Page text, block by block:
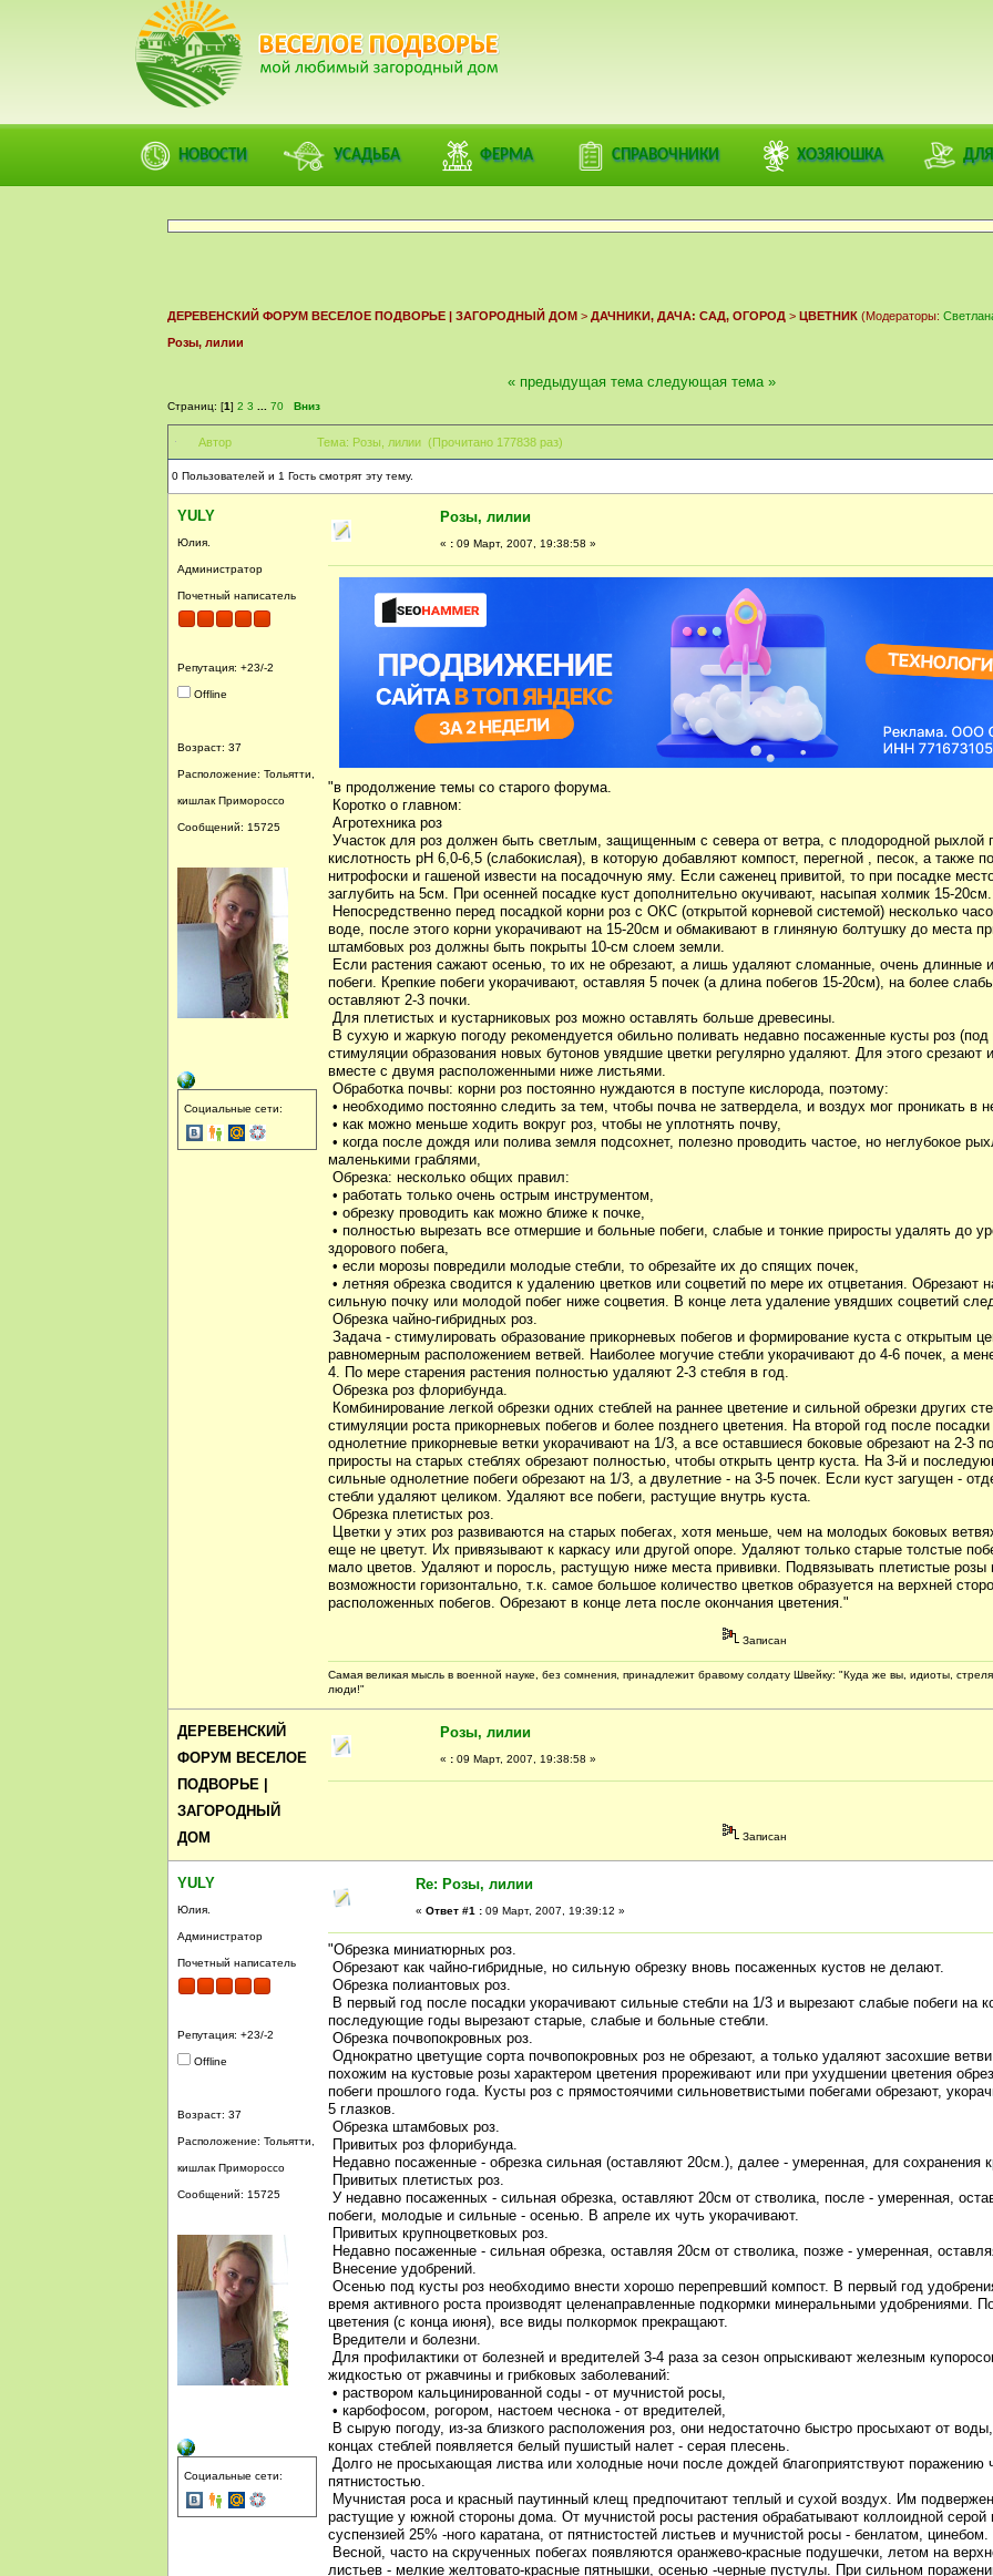
НОВОСТИ УСАДЬБА ФЕРМА СПРАВОЧНИКИ ХОЗЯЮШКА
ФОРУМ
ДЕРЕВЕНСКИЙ ФОРУМ ВЕСЕЛОЕ ПОДВОРЬЕ | ЗАГОРОДНЫЙ ДОМ > ДАЧНИКИ, ДАЧА: САД, ОГОРОД > ЦВЕТНИК (Модераторы:
Розы, лилии
Страниц: [1] 2 3 70 Вниз
« предыдущая тема следующая тема »
Автор Тема: Розы, лилии (Прочитано 177838 раз)
0 Пользователей и 1 Гость смотрят эту тему.
YULY
Юлия.
Администратор
Почетный написатель
Репутация: +23/-2
Offline
Возраст: 37
Расположение: Тольятти,
кишлак Примороссо
Сообщений: 15725
Социальные сети:
Розы, лилии
« : 09 Март, 2007, 19:38:58 »
"в продолжение темы со старого форума.
Коротко о главном:
Агротехника роз
Участок для роз должен быть светлым, защищенным с севера от ветра, с плодородной рыхлой
кислотность рН 6,0-6,5 (слабокислая), в которую добавляют компост, перегной , песок, а также
нитрофоски и гашеной извести на посадочную яму. Если саженец привитой, то при посадке
заглубить на 5см. При осенней посадке куст дополнительно окучивают, насыпая холмик 15-20см.
Непосредственно перед посадкой корни роз с ОКС (открытой корневой системой) несколько
воде, после этого корни укорачивают на 15-20см и обмакивают в глиняную болтушку до места
штамбовых роз должны быть покрыты 10-см слоем земли.
Если растения сажают осенью, то их не обрезают, а лишь удаляют сломанные, очень длинные
побеги. Крепкие побеги укорачивают, оставляя 5 почек (а длина побегов 15-20см), на более
оставляют 2-3 почки.
Для плетистых и кустарниковых роз можно оставлять больше древесины.
В сухую и жаркую погоду рекомендуется обильно поливать недавно посаженные кусты роз
стимуляции образования новых бутонов увядшие цветки регулярно удаляют. Для этого срезают
вместе с двумя расположенными ниже листьями.
Обработка почвы: корни роз постоянно нуждаются в поступе кислорода, поэтому:
• необходимо постоянно следить за тем, чтобы почва не затвердела, и воздух мог проникать в
• как можно меньше ходить вокруг роз, чтобы не уплотнять почву,
• когда после дождя или полива земля подсохнет, полезно проводить частое, но неглубокое
маленькими граблями,
Обрезка: несколько общих правил:
• работать только очень острым инструментом,
• обрезку проводить как можно ближе к почке,
• полностью вырезать все отмершие и больные побеги, слабые и тонкие приросты удалять до
здорового побега,
• если морозы повредили молодые стебли, то обрезайте их до спящих почек,
• летняя обрезка сводится к удалению цветков или соцветий по мере их отцветания. Обрезают
сильную почку или молодой побег ниже соцветия. В конце лета удаление увядших соцветий
Обрезка чайно-гибридных роз.
Задача - стимулировать образование прикорневых побегов и формирование куста с открытым
равномерным расположением ветвей. Наиболее могучие стебли укорачивают до 4-6 почек, а
4. По мере старения растения полностью удаляют 2-3 стебля в год.
Обрезка роз флорибунда.
Комбинирование легкой обрезки одних стеблей на раннее цветение и сильной обрезки других
стимуляции роста прикорневых побегов и более позднего цветения. На второй год после
однолетние прикорневые ветки укорачивают на 1/3, а все оставшиеся боковые обрезают на 2-3
приросты на старых стеблях обрезают полностью, чтобы открыть центр куста. На 3-й и
сильные однолетние побеги обрезают на 1/3, а двулетние - на 3-5 почек. Если куст загущен -
стебли удаляют целиком. Удаляют все побеги, растущие внутрь куста.
Обрезка плетистых роз.
Цветки у этих роз развиваются на старых побегах, хотя меньше, чем на молодых боковых
еще не цветут. Их привязывают к каркасу или другой опоре. Удаляют только старые толстые
мало цветов. Удаляют и поросль, растущую ниже места прививки. Подвязывать плетистые розы
возможности горизонтально, т.к. самое большое количество цветков образуется на верхней
расположенных побегов. Обрезают в конце лета после окончания цветения."
Записан
Самая великая мысль в военной науке, без сомнения, принадлежит бравому солдату Швейку: "Куда же вы, идиоты,
люди!"
ДЕРЕВЕНСКИЙ
ФОРУМ ВЕСЕЛОЕ
ПОДВОРЬЕ |
ЗАГОРОДНЫЙ
ДОМ
Розы, лилии
« : 09 Март, 2007, 19:38:58 »
Записан
YULY
Юлия.
Администратор
Почетный написатель
Репутация: +23/-2
Offline
Возраст: 37
Расположение: Тольятти,
кишлак Примороссо
Сообщений: 15725
Социальные сети:
Re: Розы, лилии
« Ответ #1 : 09 Март, 2007, 19:39:12 »
"Обрезка миниатюрных роз.
Обрезают как чайно-гибридные, но сильную обрезку вновь посаженных кустов не делают.
Обрезка полиантовых роз.
В первый год после посадки укорачивают сильные стебли на 1/3 и вырезают слабые побеги на
последующие годы вырезают старые, слабые и больные стебли.
Обрезка почвопокровных роз.
Однократно цветущие сорта почвопокровных роз не обрезают, а только удаляют засохшие
похожим на кустовые розы характером цветения прореживают или при ухудшении цветения
побеги прошлого года. Кусты роз с прямостоячими сильноветвистыми побегами обрезают,
5 глазков.
Обрезка штамбовых роз.
Привитых роз флорибунда.
Недавно посаженные - обрезка сильная (оставляют 20см.), далее - умеренная, для сохранения
Привитых плетистых роз.
У недавно посаженных - сильная обрезка, оставляют 20см от стволика, после - умеренная,
побеги, молодые и сильные - осенью. В апреле их чуть укорачивают.
Привитых крупноцветковых роз.
Недавно посаженные - сильная обрезка, оставляя 20см от стволика, позже - умеренная,
Внесение удобрений.
Осенью под кусты роз необходимо внести хорошо перепревший компост. В первый год
время активного роста производят целенаправленные подкормки минеральными удобрениями.
цветения (с конца июня), все виды полкормок прекращают.
Вредители и болезни.
Для профилактики от болезней и вредителей 3-4 раза за сезон опрыскивают железным
жидкостью от ржавчины и грибковых заболеваний:
• раствором кальцинированной соды - от мучнистой росы,
• карбофосом, рогором, настоем чеснока - от вредителей,
В сырую погоду, из-за близкого расположения роз, они недостаточно быстро просыхают от
концах стеблей появляется белый пушистый налет - серая плесень.
Долго не просыхающая листва или холодные ночи после дождей благоприятствуют поражению
пятнистостью.
Мучнистая роса и красный паутинный клещ предпочитают теплый и сухой воздух. Им
растущие у южной стороны дома. От мучнистой росы растения обрабатывают коллоидной серой
суспензией 25% -ного каратана, от пятнистостей листьев и мучнистой росы - бенлатом, цинебом.
Весной, часто на скрученных побегах появляются оранжево-красные подушечки, летом на
листьев - мелкие желтовато-красные пятнышки, осенью -черные пустулы. При сильном